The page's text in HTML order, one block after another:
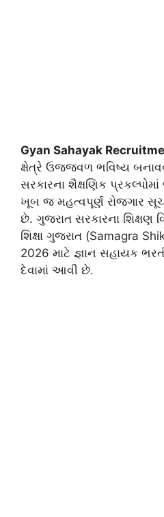
Gyan Sahayak
ક્ષેત્રે ઉજ્જવળ ભવિષ્ય
સરકારના શૈક્ષણિક પ્રકલ્પોમાં
ખૂબ જ મહત્વપૂર્ણ રોજગાર
છે. ગુજરાત સરકારના શિક્ષણ
શિક્ષા ગુજરાત (Samagra
2026 માટે જ્ઞાન સહાયક
દેવામાં આવી છે.